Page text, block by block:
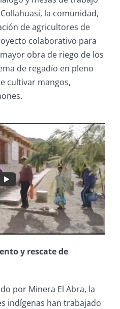
la comunidad,
de agricultores de
colaborativo para
obra de riego de los
de regadío en pleno
cultivar mangos,
y rescate de
por Minera El Abra, la
indígenas han trabajado